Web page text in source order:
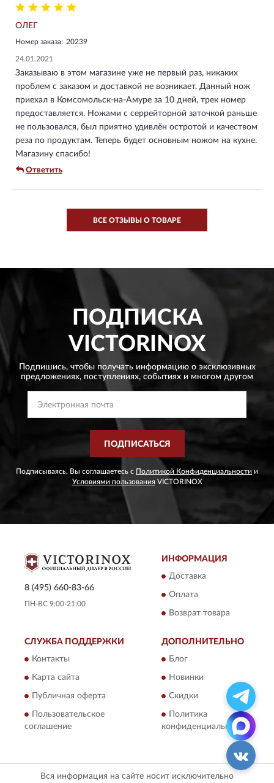
ОЛЕГ
Номер заказа: 20239
24.01.2021
Заказываю в этом магазине уже не первый раз, никаких
проблем с заказом и доставкой не возникает. Данный нож
приехал в Комсомольск-на-Амуре за 10 дней, трек номер
предоставляется. Ножами с серрейторной заточкой раньше
не пользовался, был приятно удивлён остротой и качеством
реза по продуктам. Теперь будет основным ножом на кухне.
Магазину спасибо!
Ответить
ВСЕ ОТЗЫВЫ О ТОВАРЕ
ПОДПИСКА
VICTORINOX
Подпишись, чтобы получать информацию о эксклюзивных
предложениях, поступлениях, событиях и многом другом
ПОДПИСАТЬСЯ
Подписываясь, Вы соглашаетесь с Политикой Конфиденциальности и
Условиями пользованияVICTORINOX
8 (495) 660-83-66
ПН-ВС 9:00-21:00
ИНФОРМАЦИЯ
Доставка
Оплата
Возврат товара
СЛУЖБА ПОДДЕРЖКИ
Контакты
Карта сайта
Публичная оферта
Пользовательское
соглашение
ДОПОЛНИТЕЛЬНО
Блог
Новинки
Скидки
Политика
конфиденциальности
Вся информация на сайте носит исключительно